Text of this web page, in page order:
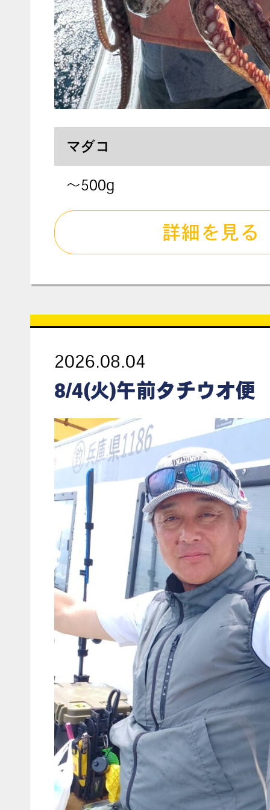
マダコ
～500g
詳細を見る
2026.08.04
8/4(火)午前タチウオ便